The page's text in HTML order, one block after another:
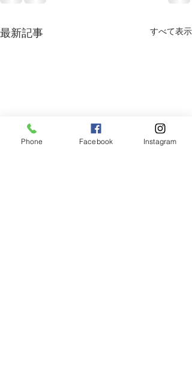
最新記事 すべて表示
Phone Facebook Instagram